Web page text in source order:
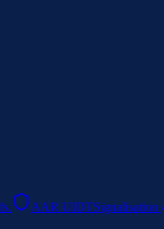
AAR UIDTSignalisation